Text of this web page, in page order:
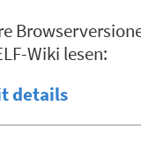
Wiki lesen:
details